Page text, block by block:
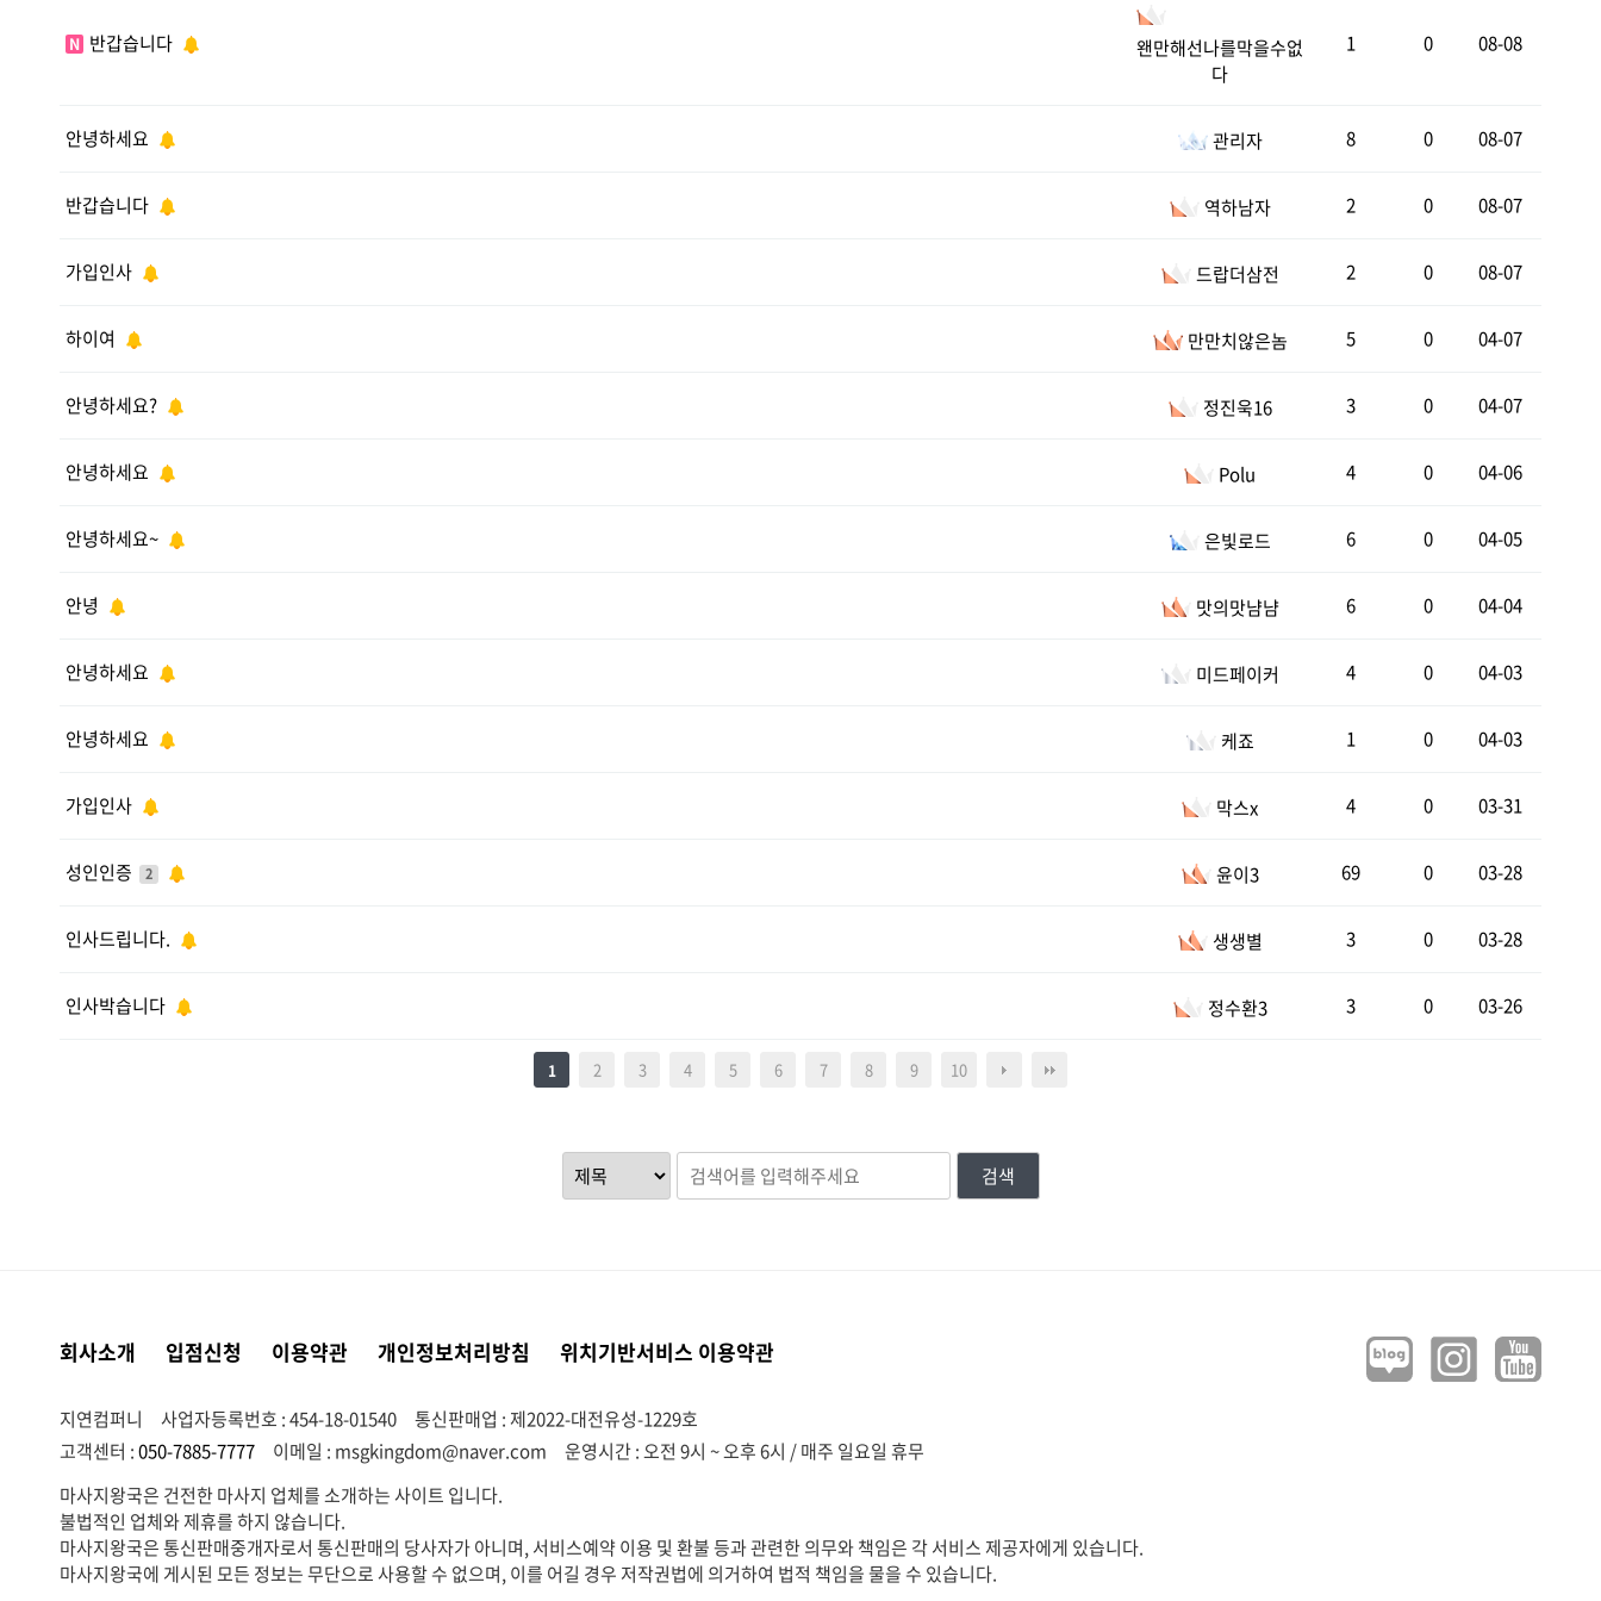
N 반갑습니다
왠만해선나를막을수없
다
1 0 08-08
안녕하세요 관리자 8 0 08-07
반갑습니다 역하남자 2 0 08-07
가입인사 드랍더삼전 2 0 08-07
하이여 만만치않은놈 5 0 04-07
안녕하세요? 정진욱16 3 0 04-07
안녕하세요 Polu 4 0 04-06
안녕하세요~ 은빛로드 6 0 04-05
안녕 맛의맛냠냠 6 0 04-04
안녕하세요 미드페이커 4 0 04-03
안녕하세요 케죠 1 0 04-03
가입인사 막스x 4 0 03-31
성인인증 2 윤이3 69 0 03-28
인사드립니다. 생생별 3 0 03-28
인사박습니다 정수환3 3 0 03-26
1 2 3 4 5 6 7 8 9 10
검색
회사소개 입점신청 이용약관 개인정보처리방침 위치기반서비스 이용약관
지연컴퍼니 사업자등록번호 : 454-18-01540
통신판매업 : 제2022-대전유성-1229호
고객센터 :050-7885-7777 이메일 : msgkingdom@naver.com
운영시간 : 오전 9시 ~ 오후 6시 / 매주 일요일 휴무
마사지왕국은 건전한 마사지 업체를 소개하는 사이트 입니다.
불법적인 업체와 제휴를 하지 않습니다.
마사지왕국은 통신판매중개자로서 통신판매의 당사자가 아니며, 서비스예약 이용 및 환불 등과 관련한 의무와 책임은 각 서비스 제공자에게 있습니다.
마사지왕국에 게시된 모든 정보는 무단으로 사용할 수 없으며, 이를 어길 경우 저작권법에 의거하여 법적 책임을 물을 수 있습니다.